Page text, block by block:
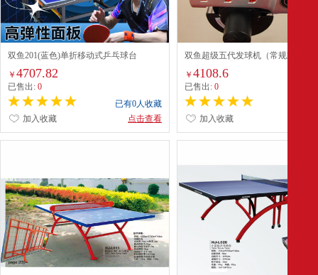
双鱼201(蓝色)单折移动式乒乓球台
￥ 4707.82
已售出: 0
已有0人收藏
点击查看
加入收藏
双鱼超级五代发球机（常规款）
￥4108.6
已售出:0
加入收藏